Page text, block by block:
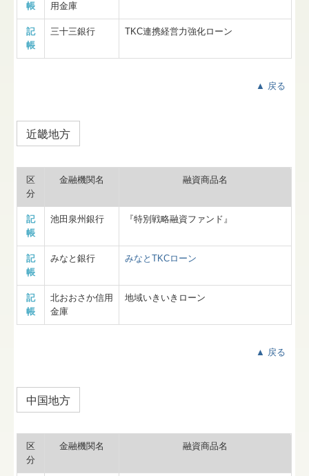
帳
用金庫
記
帳
三十三銀行 TKC連携経営力強化ローン
▲ 戻る
近畿地方
区
分
金融機関名 融資商品名
記
帳
池田泉州銀行 『特別戦略融資ファンド』
記
帳
みなと銀行 みなとTKCローン
記
帳
北おおさか信用
金庫
地域いきいきローン
▲ 戻る
中国地方
区
分
金融機関名 融資商品名